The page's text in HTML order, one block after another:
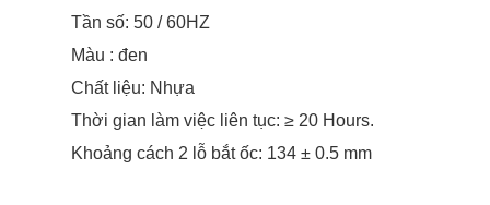
Tần số: 50 / 60HZ
Màu : đen
Chất liệu: Nhựa
Thời gian làm việc liên tục: ≥ 20 Hours.
Khoảng cách 2 lỗ bắt ốc: 134 ± 0.5 mm